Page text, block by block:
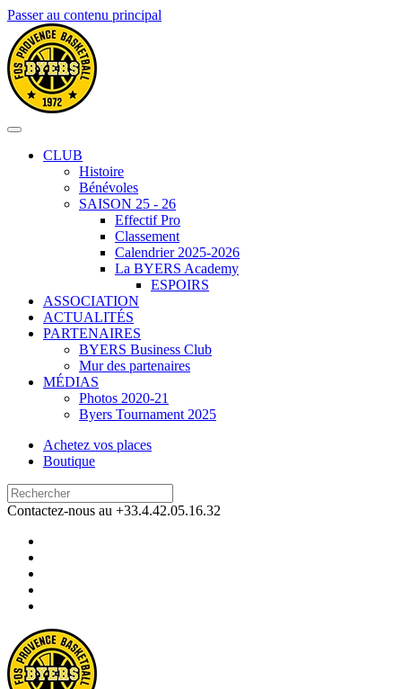
Passer au contenu principal
CLUB
Histoire
Bénévoles
SAISON 25 - 26
Effectif Pro
Classement
Calendrier 2025-2026
La BYERS Academy
ESPOIRS
ASSOCIATION
ACTUALITÉS
PARTENAIRES
BYERS Business Club
Mur des partenaires
MÉDIAS
Photos 2020-21
Byers Tournament 2025
Achetez vos places
Boutique
Contactez-nous au +33.4.42.05.16.32